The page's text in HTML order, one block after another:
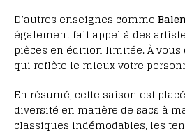
D’autres enseignes comme
également fait appel à des
pièces en édition limitée. À
qui reflète le mieux votre
En résumé, cette saison est
diversité en matière de sacs à
classiques indémodables, les